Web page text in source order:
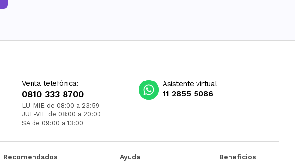
Venta telefónica:
0810 333 8700
LU-MIE de 08:00 a 23:59
JUE-VIE de 08:00 a 20:00
SA de 09:00 a 13:00
Asistente virtual
11 2855 5086
Recomendados
Ayuda
Beneficios